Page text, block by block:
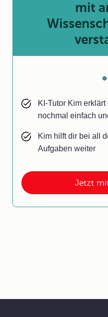
Jetzt
mit
KI-Tutor Kim
nochmal einfach
Kim hilft dir bei all
Aufgaben weiter